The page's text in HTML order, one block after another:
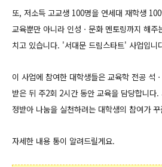
또, 저소득 고교생 100명을 연세대 재학생
교육뿐만 아니라 인성ㆍ문화 멘토링까지 해주
치고 있습니다. '서대문 드림스타트' 사업입니
이 사업에 참여한 대학생들은 교육학 전공 석
받은 뒤 주2회 2시간 동안 교육을 담당합니다
정받아 나눔을 실천하려는 대학생의 참여가
자세한 내용 통이 알려드릴게요.